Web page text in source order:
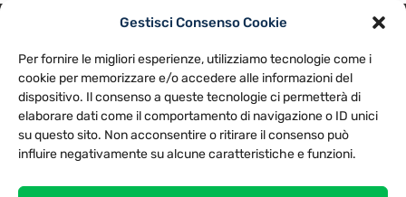
Gestisci Consenso Cookie
Per fornire le migliori esperienze, utilizziamo tecnologie come i
cookie per memorizzare e/o accedere alle informazioni del
dispositivo. Il consenso a queste tecnologie ci permetterà di
elaborare dati come il comportamento di navigazione o ID unici
su questo sito. Non acconsentire o ritirare il consenso può
influire negativamente su alcune caratteristiche e funzioni.
NOTE LEGALI
CONTATTACI PREFERENZE
TV LIBERA S.P.A.
Via Monteleonese 95/21 – 51100 Pistoia (PT)
Tel. 0573.9136 / Fax 0573.913615